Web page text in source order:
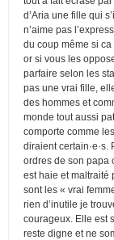
d’Aria une fille qui
n’aime pas
du coup même si
or si vous les
parfaire selon les
pas une vrai fille,
des hommes et
monde tout aussi
comporte comme
diraient
ordres de son papa
est haie et maltraité
sont les « vrai
rien d’inutile je
courageux. Elle est
reste digne et ne